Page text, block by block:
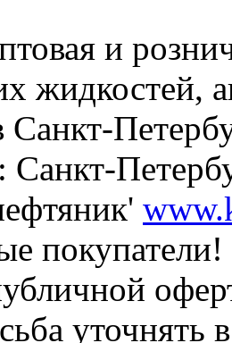
и
жидкостей,
Санкт-
уточнять